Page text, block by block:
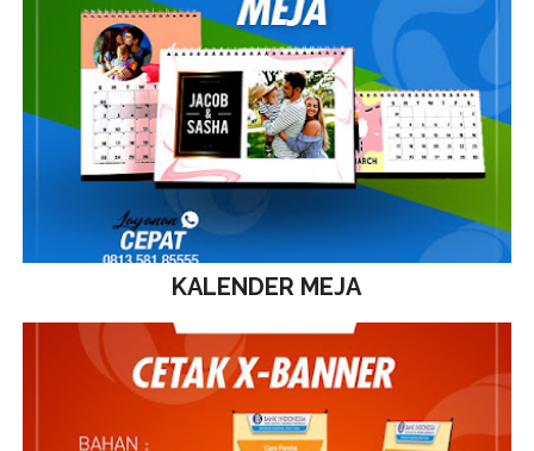
KALENDER MEJA